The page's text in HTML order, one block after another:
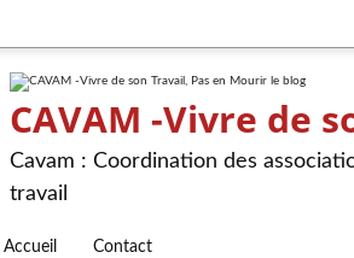
CAVAM -Vivre de
Cavam : Coordination des
travail
Accueil Contact